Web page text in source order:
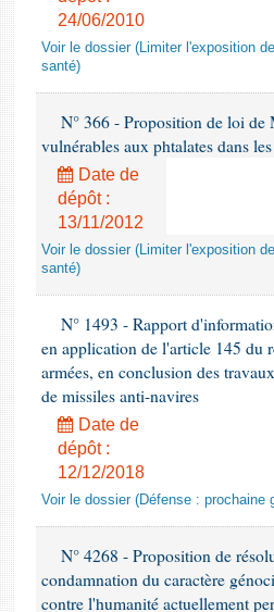
24/06/2010
Voir le dossier (Limiter l'exposition
santé)
N° 366 - Proposition de loi de
vulnérables aux phtalates dans
Date de
dépôt :
13/11/2012
Voir le dossier (Limiter l'exposition
santé)
N° 1493 - Rapport
en application de l'article 145 du
armées, en conclusion des
de missiles anti-navires
Date de
dépôt :
12/12/2018
Voir le dossier (Défense : prochaine
N° 4268 - Proposition de
condamnation du caractère
contre l'humanité actuellement